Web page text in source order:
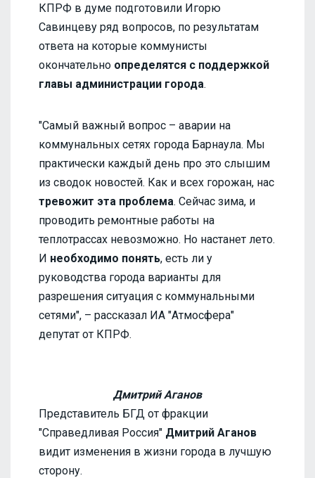
КПРФ в думе подготовили Игорю
Савинцеву ряд вопросов, по результатам
ответа на которые коммунисты
окончательно определятся с поддержкой
главы администрации города.
"Самый важный вопрос – аварии на
коммунальных сетях города Барнаула. Мы
практически каждый день про это слышим
из сводок новостей. Как и всех горожан, нас
тревожит эта проблема. Сейчас зима, и
проводить ремонтные работы на
теплотрассах невозможно. Но настанет лето.
И необходимо понять, есть ли у
руководства города варианты для
разрешения ситуация с коммунальными
сетями", – рассказал ИА "Атмосфера"
депутат от КПРФ.
Дмитрий Аганов
Представитель БГД от фракции
"Справедливая Россия" Дмитрий Аганов
видит изменения в жизни города в лучшую
сторону.